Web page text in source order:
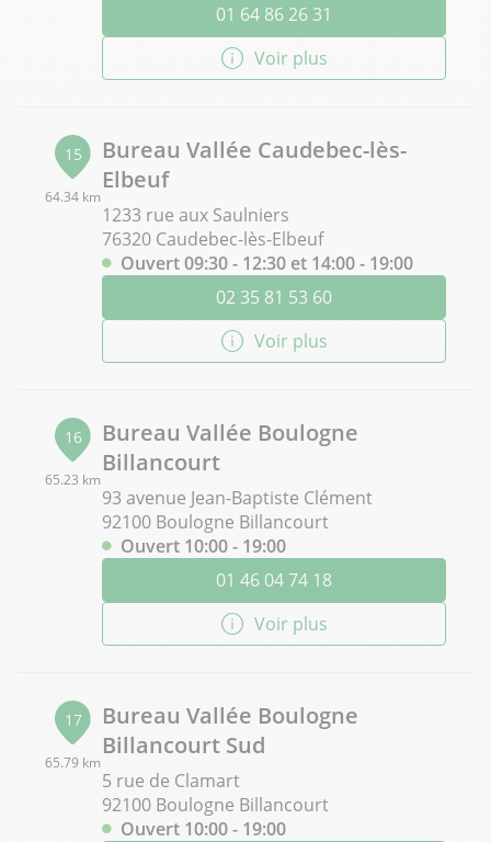
01 64 86 26 31
Voir plus
15
64.34 km
Bureau Vallée Caudebec-lès-
Elbeuf
1233 rue aux Saulniers
76320 Caudebec-lès-Elbeuf
Ouvert 09:30 - 12:30 et 14:00 - 19:00
02 35 81 53 60
Voir plus
16
65.23 km
Bureau Vallée Boulogne
Billancourt
93 avenue Jean-Baptiste Clément
92100 Boulogne Billancourt
Ouvert 10:00 - 19:00
01 46 04 74 18
Voir plus
17
65.79 km
Bureau Vallée Boulogne
Billancourt Sud
5 rue de Clamart
92100 Boulogne Billancourt
Ouvert 10:00 - 19:00